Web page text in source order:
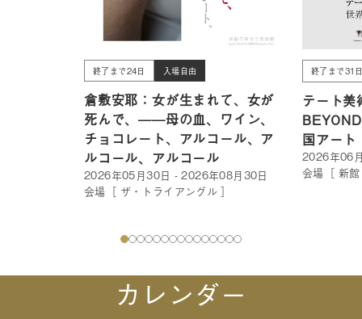
終了まで24日 入場自由
倉敷安耶：女が生まれて、女が
死んで、——母の血、ワイン、
チョコレート、アルコール、ア
ルコール、アルコール
2026年05月30日 - 2026年08月30日
会場［ ザ・トライアングル ］
終了まで31
テート
国アート
2026年06
会場［ 新
カレンダー